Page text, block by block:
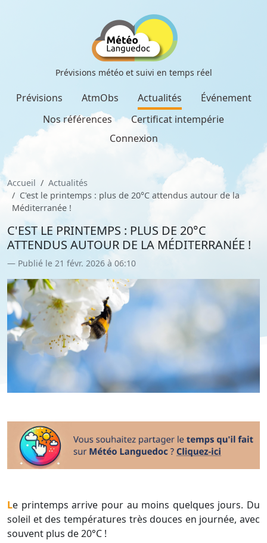
Prévisions météo et suivi en temps réel
Prévisions AtmObs Actualités
Événement
Nos références
Certificat intempérie
Connexion
Accueil
Actualités
C'est le printemps : plus de 20°C attendus autour de la
Méditerranée !
C'EST LE PRINTEMPS : PLUS DE 20°C
ATTENDUS AUTOUR DE LA MÉDITERRANÉE !
Publié le 21 févr. 2026 à 06:10
Le printemps arrive pour au moins quelques jours. Du
soleil et des températures très douces en journée, avec
souvent plus de 20°C !